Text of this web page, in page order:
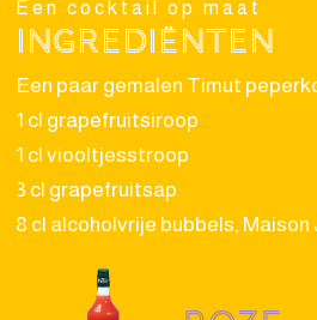
Een cocktail op maat
Ingrediënten
Een paar gemalen Timut
1 cl grapefruitsiroop
1 cl viooltjesstroop
3 cl grapefruitsap
8 cl alcoholvrije bubbels, Maison